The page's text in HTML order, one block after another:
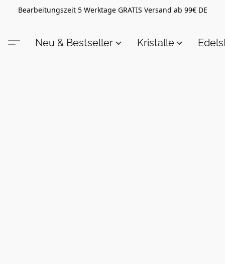
Bearbeitungszeit 5 Werktage GRATIS Versand ab 99€ DE
Neu & Bestseller Kristalle